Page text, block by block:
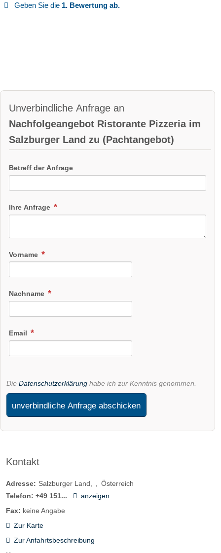
Geben Sie die 1. Bewertung ab.
Unverbindliche Anfrage an
Nachfolgeangebot Ristorante Pizzeria im
Salzburger Land zu (Pachtangebot)
Betreff der Anfrage
Ihre Anfrage
Vorname
Nachname
Email
Die Datenschutzerklärung habe ich zur Kenntnis genommen.
unverbindliche Anfrage abschicken
Kontakt
Adresse: Salzburger Land
Österreich
Telefon: +49 151...
anzeigen
Fax: keine Angabe
Zur Karte
Zur Anfahrtsbeschreibung